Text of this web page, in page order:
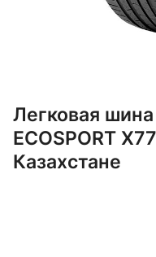
Легковая
ECOSPORT
Казахстане